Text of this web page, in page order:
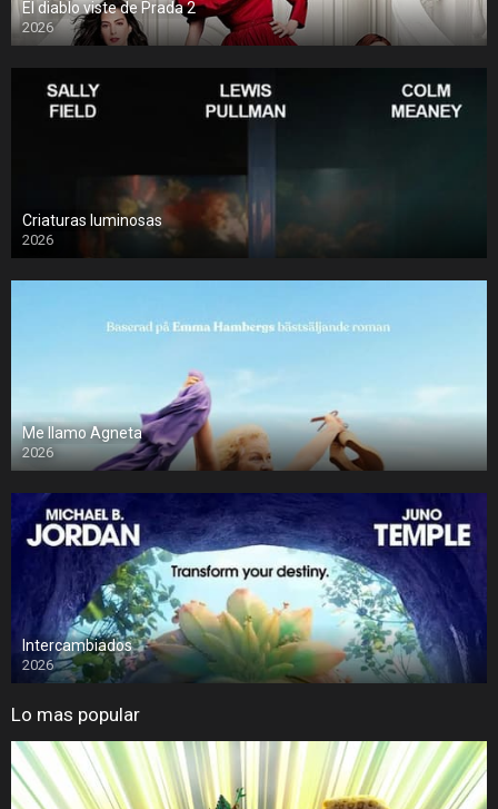
El diablo viste de Prada 2
2026
Criaturas luminosas
2026
Me llamo Agneta
2026
Intercambiados
2026
Lo mas popular